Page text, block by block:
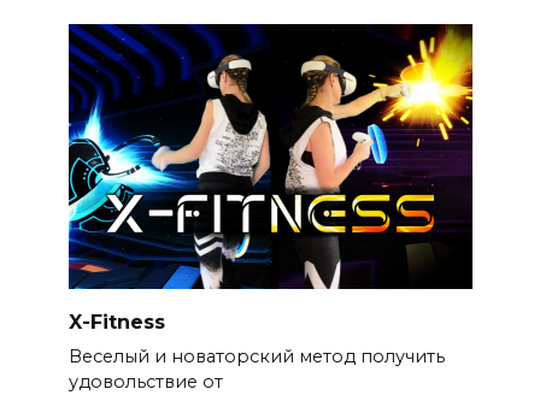
X-Fitness
Веселый и новаторский метод получить
удовольствие от